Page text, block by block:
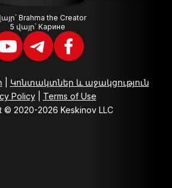
Brahma the Creator
5 վայր՝ Карине
Կոնտակտներ և աջակցություն
Policy| Terms of Use
© 2020-2026 Keskinov LLC